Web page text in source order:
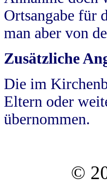
Ortsangabe für
man aber von
Zusätzliche
Die im
Eltern oder
übernommen.
©